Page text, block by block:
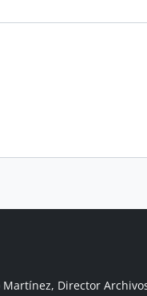
Director